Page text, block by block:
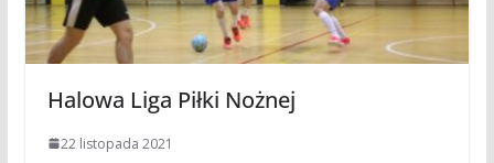
Halowa Liga Piłki Nożnej
22 listopada 2021